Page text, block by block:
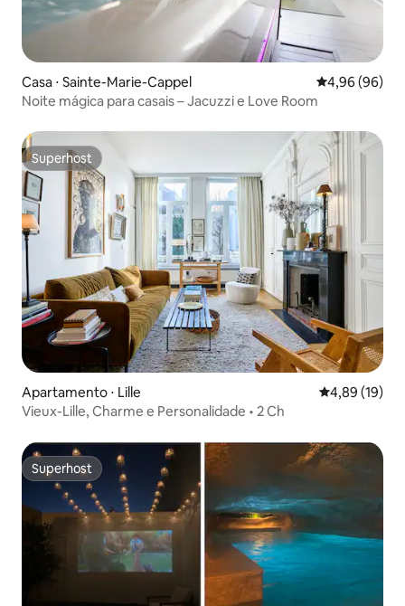
Casa ⋅ Sainte-Marie-Cappel 4,96 de uma
4,96 (96)
Noite mágica para casais – Jacuzzi e Love Room
Superhost
Superhost
Apartamento ⋅ Lille 4,89 de uma
4,89 (19)
Vieux-Lille, Charme e Personalidade • 2 Ch
Superhost
Superhost